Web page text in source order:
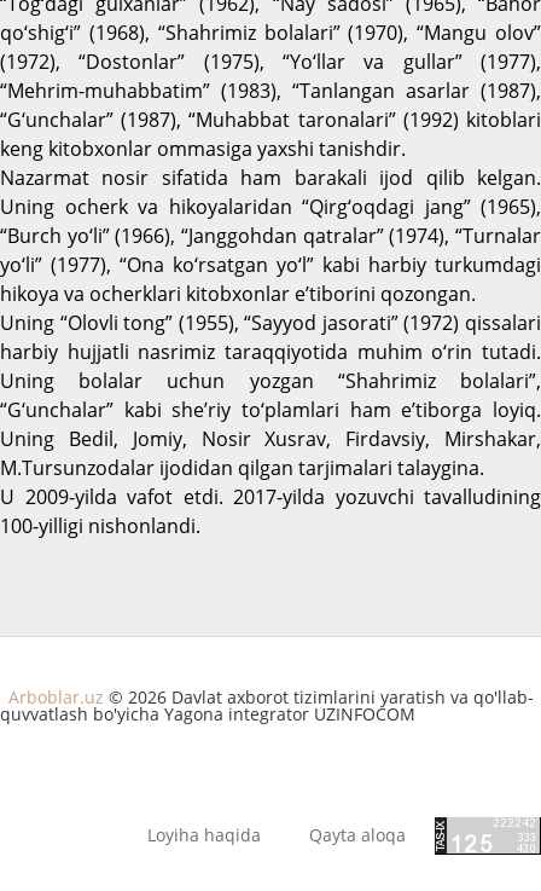
qo‘shig‘i” (1968), “Shahrimiz bolalari” (1970), “Mangu olov”
(1972), “Dostonlar” (1975), “Yo‘llar va gullar” (1977),
“Mehrim-muhabbatim” (1983), “Tanlangan asarlar (1987),
“G‘unchalar” (1987), “Muhabbat taronalari” (1992) kitoblari
keng kitobxonlar ommasiga yaxshi tanishdir.
Nazarmat nosir sifatida ham barakali ijod qilib kelgan.
Uning ocherk va hikoyalaridan “Qirg‘oqdagi jang” (1965),
“Burch yo‘li” (1966), “Janggohdan qatralar” (1974), “Turnalar
yo‘li” (1977), “Ona ko‘rsatgan yo‘l” kabi harbiy turkumdagi
hikoya va ocherklari kitobxonlar e’tiborini qozongan.
Uning “Olovli tong” (1955), “Sayyod jasorati” (1972) qissalari
harbiy hujjatli nasrimiz taraqqiyotida muhim o‘rin tutadi.
Uning bolalar uchun yozgan “Shahrimiz bolalari”,
“G‘unchalar” kabi she’riy to‘plamlari ham e’tiborga loyiq.
Uning Bedil, Jomiy, Nosir Xusrav, Firdavsiy, Mirshakar,
M.Tursunzodalar ijodidan qilgan tarjimalari talaygina.
U 2009-yilda vafot etdi. 2017-yilda yozuvchi tavalludining
100-yilligi nishonlandi.
Arboblar.uz © 2026 Davlat axborot tizimlarini yaratish va qo'llab-
quvvatlash bo'yicha Yagona integrator UZINFOCOM
Loyiha haqida Qayta aloqa